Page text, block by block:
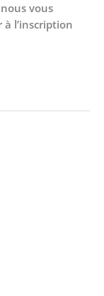
vous
l’inscription